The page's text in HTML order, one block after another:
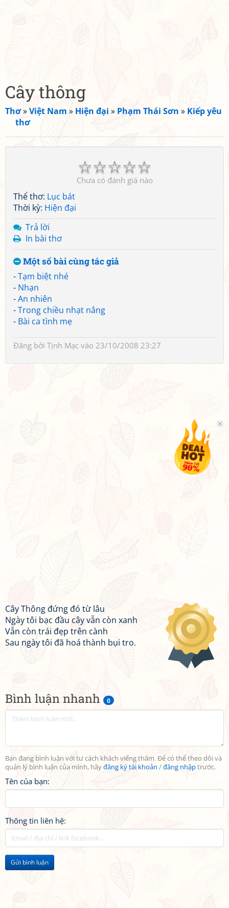
Bình luận nhanh 0
Bạn đang bình luận với tư cách khách viếng thăm. Để có thể theo dõi và
quản lý bình luận của mình, hãyđăng ký tài khoản /đăng nhậptrước.
Tên của bạn:
Thông tin liên hệ:
Gửi bình luận
Cây thông
Thơ»Việt Nam » Hiện đại » Phạm Thái Sơn » Kiếp yêu
thơ
☆
☆
☆
☆
☆
Chưa có đánh giá nào
Thể thơ: Lục bát
Thời kỳ: Hiện đại
Trả lời
In bài thơ
Một số bài cùng tác giả
-Tạm biệt nhé
- Nhạn
-An nhiên
-Trong chiều nhạt nắng
- Bài ca tình mẹ
Đăng bởi Tịnh Mạc vào 23/10/2008 23:27
Cây Thông đứng đó từ lâu
Ngày tôi bạc đầu cây vẫn còn xanh
Vẫn còn trái đẹp trên cành
Sau ngày tôi đã hoá thành bụi tro.